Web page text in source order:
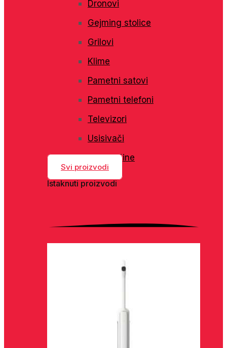
Dronovi
Gejming stolice
Grilovi
Klime
Pametni satovi
Pametni telefoni
Televizori
Usisivači
Veš mašine
Svi proizvodi
Istaknuti proizvodi